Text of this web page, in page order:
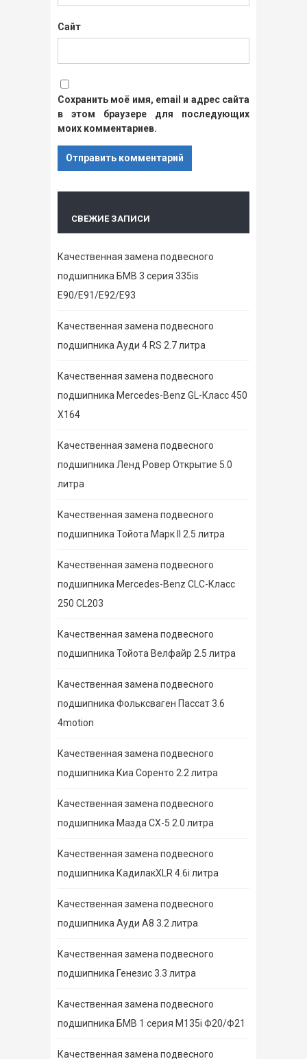
Сайт
Сохранить моё имя, email и адрес сайта
в этом браузере для последующих
моих комментариев.
СВЕЖИЕ ЗАПИСИ
Качественная замена подвесного
подшипника БМВ 3 серия 335is
E90/E91/E92/E93
Качественная замена подвесного
подшипника Ауди 4 RS 2.7 литра
Качественная замена подвесного
подшипника Mercedes-Benz GL-Класс 450
X164
Качественная замена подвесного
подшипника Ленд Ровер Открытие 5.0
литра
Качественная замена подвесного
подшипника Тойота Марк II 2.5 литра
Качественная замена подвесного
подшипника Mercedes-Benz CLC-Класс
250 CL203
Качественная замена подвесного
подшипника Тойота Велфайр 2.5 литра
Качественная замена подвесного
подшипника Фольксваген Пассат 3.6
4motion
Качественная замена подвесного
подшипника Киа Соренто 2.2 литра
Качественная замена подвесного
подшипника Мазда СХ-5 2.0 литра
Качественная замена подвесного
подшипника КадилакXLR 4.6i литра
Качественная замена подвесного
подшипника Ауди А8 3.2 литра
Качественная замена подвесного
подшипника Генезис 3.3 литра
Качественная замена подвесного
подшипника БМВ 1 серия M135i Ф20/Ф21
Качественная замена подвесного